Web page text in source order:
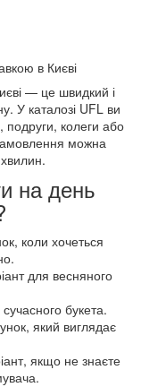
в Києві
— це швидкий і
У каталозі UFL ви
колеги або
можна
на день
коли хочеться
для весняного
букета.
який виглядає
якщо не знаєте